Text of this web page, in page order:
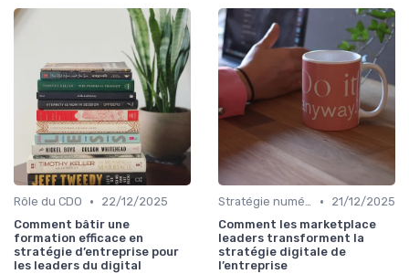
Rôle du CDO •
22/12/2025
Comment bâtir une
formation efficace en
stratégie d’entreprise pour
les leaders du digital
Stratégie numérique •
21/12/2025
Comment les marketplace
leaders transforment la
stratégie digitale de
l’entreprise